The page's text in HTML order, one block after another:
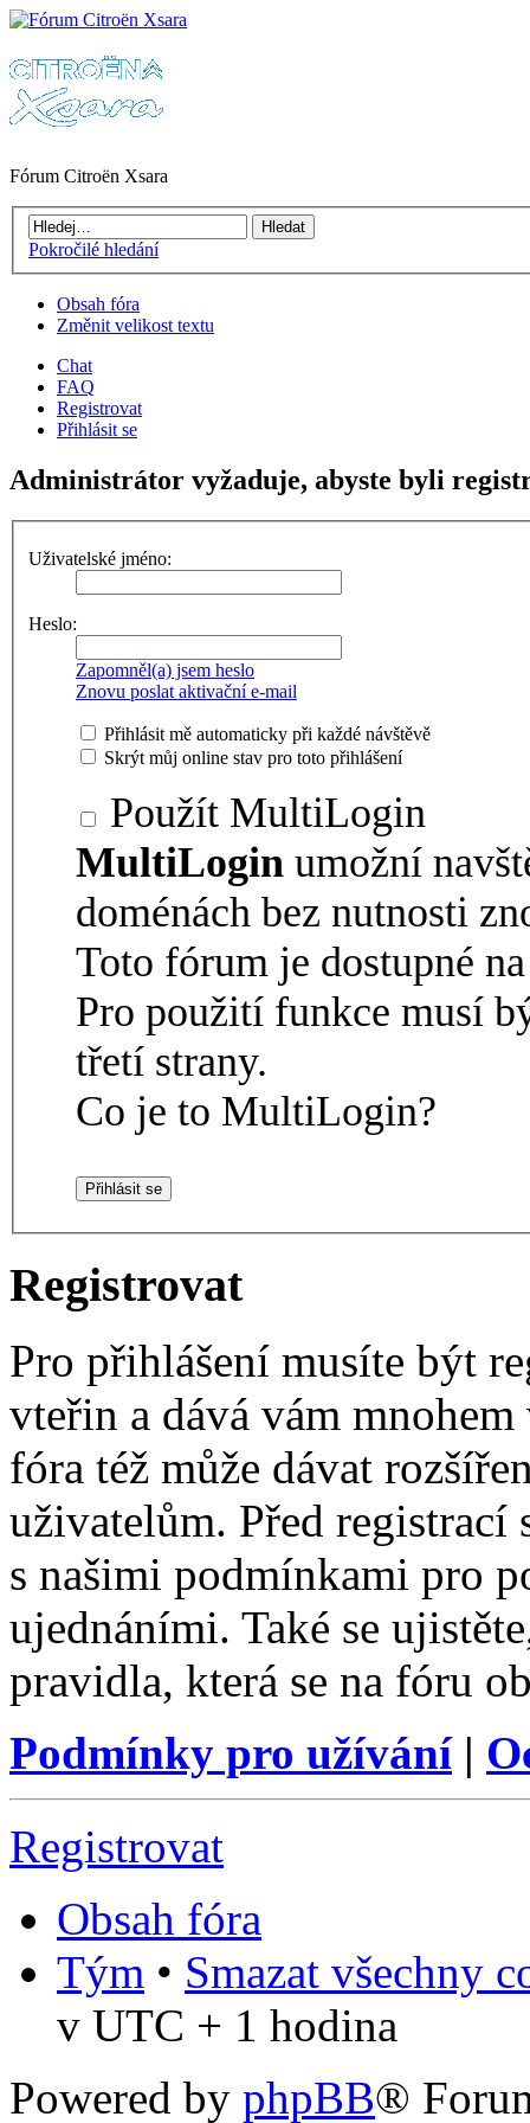
Fórum Citroën Xsara
Pokročilé hledání
Obsah fóra
Změnit velikost textu
Chat
FAQ
Registrovat
Přihlásit se
Administrátor vyžaduje, abyste byli
Uživatelské jméno:
Heslo:
Zapomněl(a) jsem heslo
Znovu poslat aktivační e-mail
Přihlásit mě automaticky při každé návštěvě
Skrýt můj online stav pro toto přihlášení
Použít MultiLogin
MultiLogin umožní
doménách bez nutnosti
Toto fórum je dostupné
Pro použití funkce musí
třetí strany.
Co je to MultiLogin?
Registrovat
Pro přihlášení musíte být
vteřin a dává vám
fóra též může dávat
uživatelům. Před registrací
s našimi podmínkami pro
ujednáními. Také se
pravidla, která se na fóru
Podmínky pro užívání|
Registrovat
Obsah fóra
Tým • Smazat všechny
v UTC + 1 hodina
Powered by phpBB®